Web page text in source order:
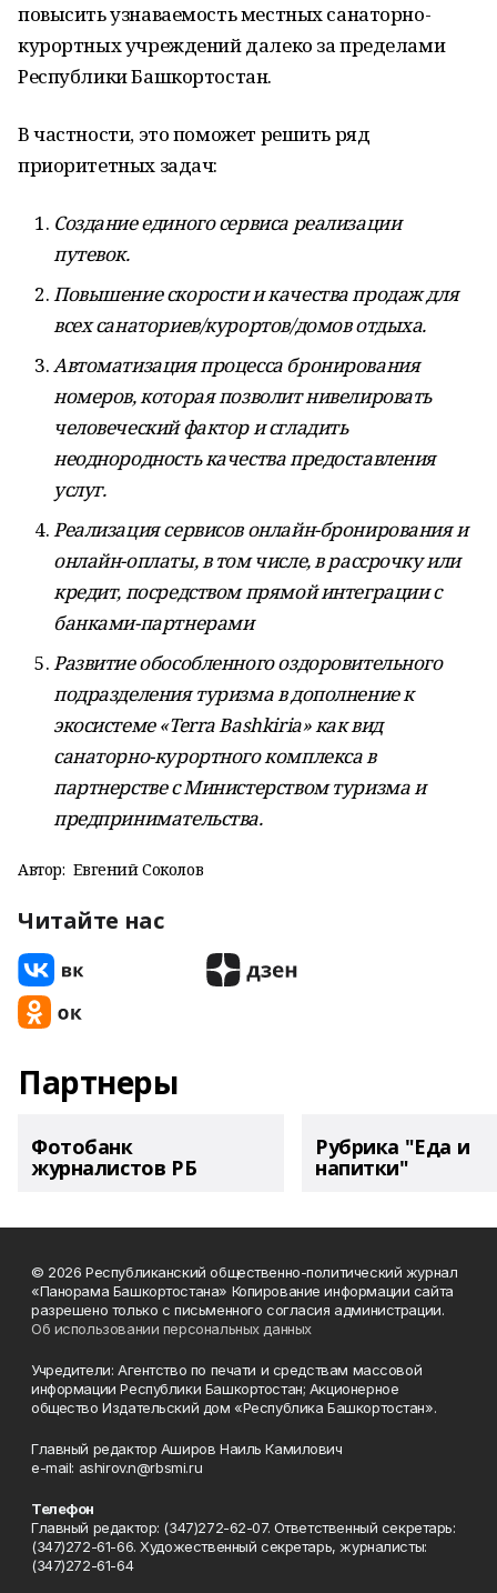
повысить узнаваемость местных санаторно-
курортных учреждений далеко за пределами
Республики Башкортостан.
В частности, это поможет решить ряд
приоритетных задач:
Создание единого сервиса реализации
путевок.
Повышение скорости и качества продаж для
всех санаториев/курортов/домов отдыха.
Автоматизация процесса бронирования
номеров, которая позволит нивелировать
человеческий фактор и сгладить
неоднородность качества предоставления
услуг.
Реализация сервисов онлайн-бронирования и
онлайн-оплаты, в том числе, в рассрочку или
кредит, посредством прямой интеграции с
банками-партнерами
Развитие обособленного оздоровительного
подразделения туризма в дополнение к
экосистеме «Terra Bashkiria» как вид
санаторно-курортного комплекса в
партнерстве с Министерством туризма и
предпринимательства.
Автор: Евгений Соколов
Читайте нас
Партнеры
Фотобанк
журналистов РБ
Рубрика "Еда и
напитки"
© 2026 Республиканский общественно-политический журнал
«Панорама Башкортостана» Копирование информации сайта
разрешено только с письменного согласия администрации.
Об использовании персональных данных
Учредители: Агентство по печати и средствам массовой
информации Республики Башкортостан; Акционерное
общество Издательский дом «Республика Башкортостан».
Главный редактор Аширов Наиль Камилович
e-mail: ashirov.n@rbsmi.ru
Телефон
Главный редактор: (347)272-62-07. Ответственный секретарь:
(347)272-61-66. Художественный секретарь, журналисты:
(347)272-61-64